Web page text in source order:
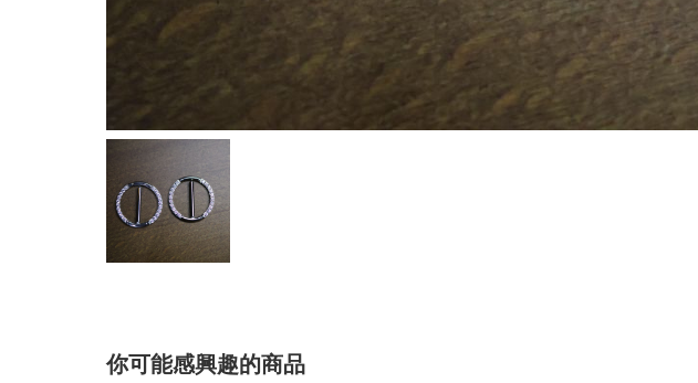
你可能感興趣的商品